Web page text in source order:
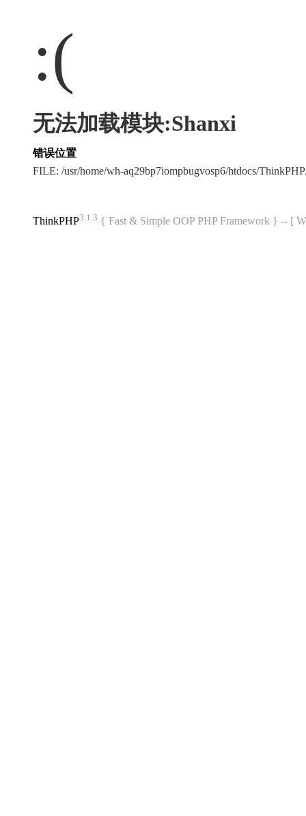
:(
无法加载模块:Shanxi
错误位置
FILE: /usr/home/wh-aq29bp7iompbugvosp6/htdocs/
ThinkPHP3.1.3 { Fast & Simple OOP PHP Framework } -- [